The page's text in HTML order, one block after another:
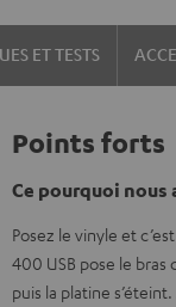
ET TESTS
Points forts
Ce pourquoi
Posez le vinyle et
400 USB pose le
puis la platine